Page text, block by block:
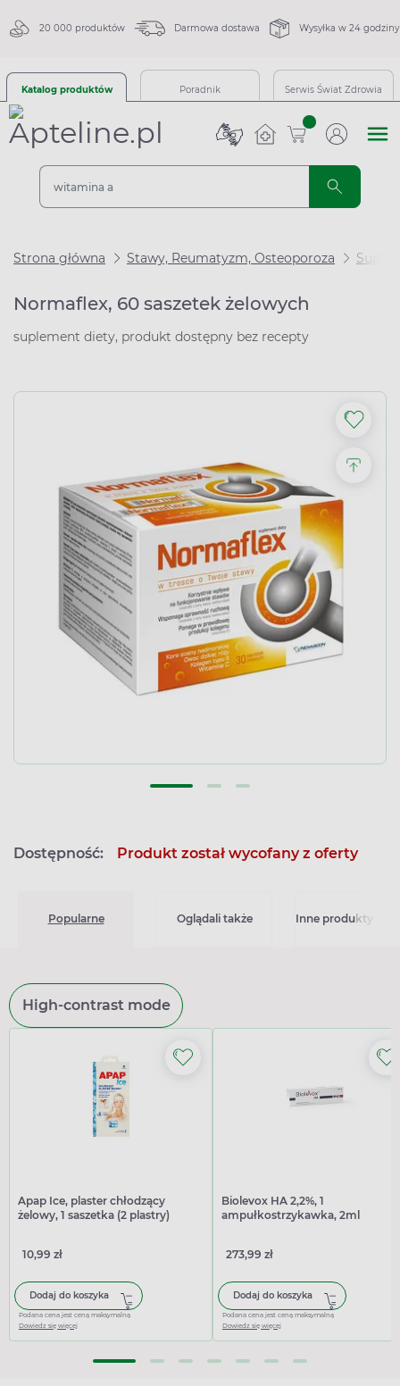
20 000 produktów Darmowa dostawa Wysyłka w 24 godziny
Katalog produktów Poradnik Serwis Świat Zdrowia
sztuk
Strona główna Stawy, Reumatyzm, Osteoporoza
Normaflex, 60 saszetek żelowych
suplement diety, produkt dostępny bez recepty
Dostępność: Produkt został wycofany z oferty
Popularne Oglądali także Inne produkty z
High-contrast mode
Apap Ice, plaster chłodzący
żelowy, 1 saszetka (2 plastry)
10,99 zł
Dodaj do koszyka
Podana cena jest ceną maksymalną
Dowiedz się więcej
Biolevox HA 2,2%, 1
ampułkostrzykawka, 2ml
273,99 zł
Dodaj do koszyka
Podana cena jest ceną maksymalną
Dowiedz się więcej